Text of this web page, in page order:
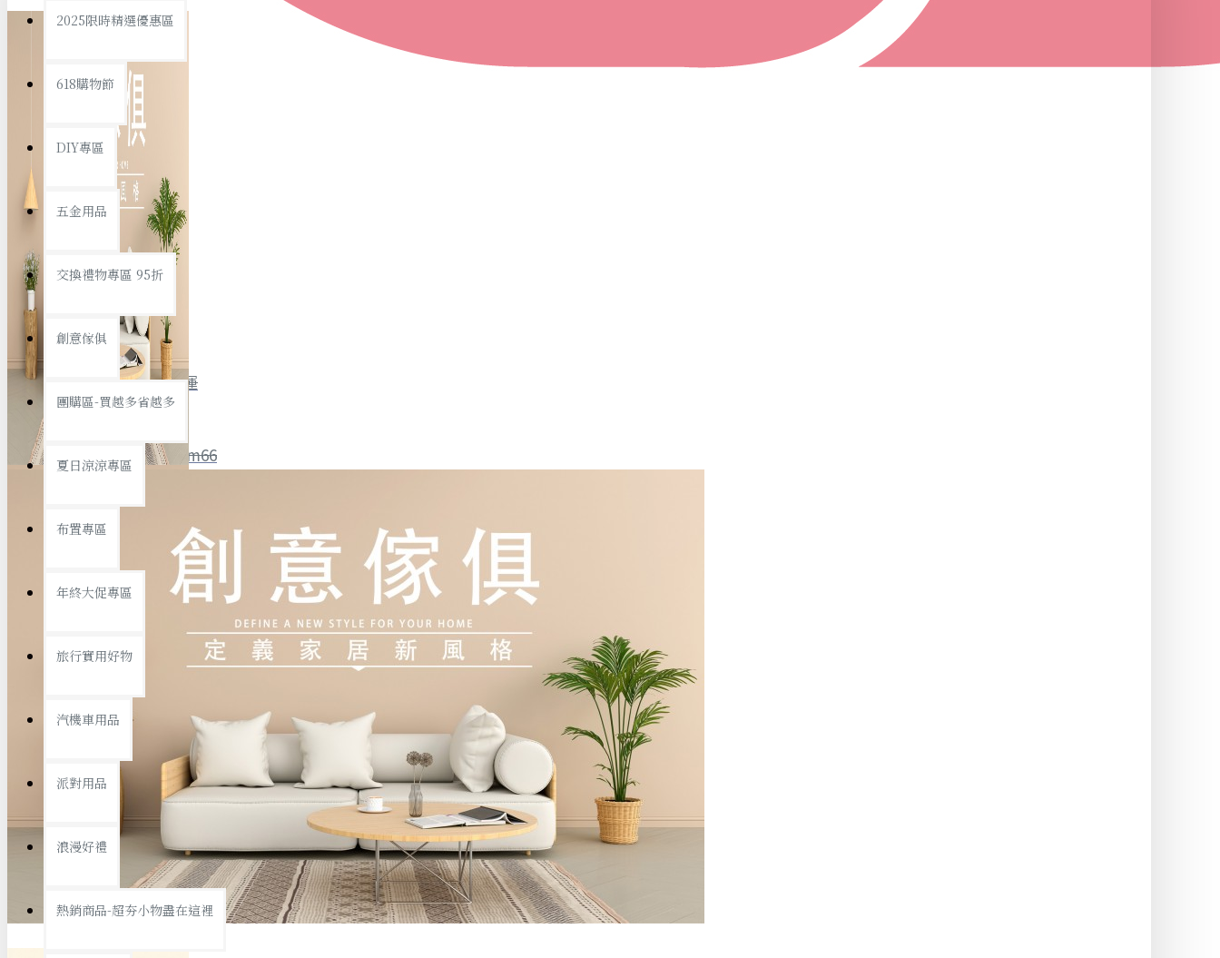
全館限時滿799免運
聯絡我們 ID : @ym66
優惠活動 最新活動
衛浴用品
個人衛浴用品
浴室置物/收納
旅行收納
汽機車用品
查看更多
置物架/收納櫃
銅板精選
2025限時精選優惠區
618購物節
DIY專區
五金用品
交換禮物專區 95折
創意傢俱
團購區-買越多省越多
夏日涼涼專區
布置專區
年終大促專區
旅行實用好物
汽機車用品
派對用品
浪漫好禮
熱銷商品-超夯小物盡在這裡